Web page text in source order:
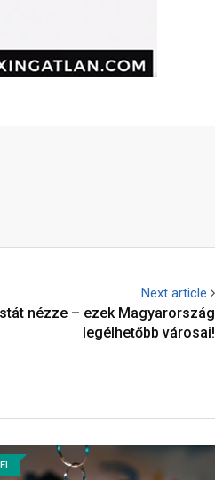
Next article
nézze – ezek Magyarország
legélhetőbb városai!